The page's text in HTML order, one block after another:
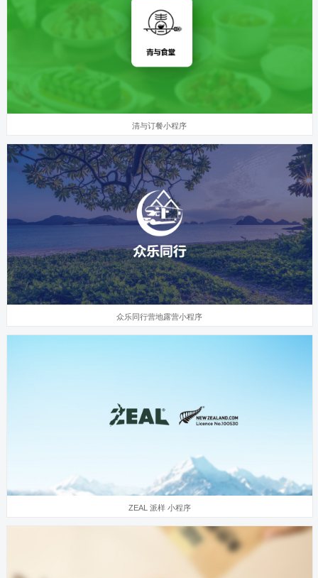
清与订餐小程序
众乐同行营地露营小程序
ZEAL 派样 小程序